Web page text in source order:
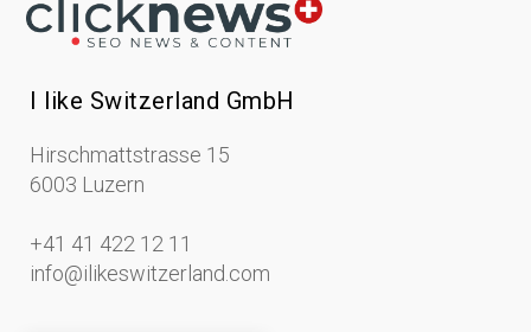
I like Switzerland GmbH
Hirschmattstrasse 15
6003 Luzern
+41 41 422 12 11
info@ilikeswitzerland.com